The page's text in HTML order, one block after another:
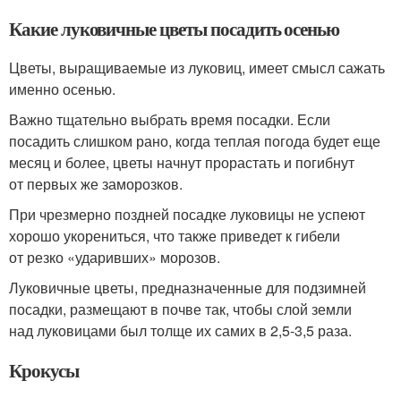
Какие луковичные цветы посадить осенью
Цветы, выращиваемые из луковиц, имеет смысл сажать
именно осенью.
Важно тщательно выбрать время посадки. Если
посадить слишком рано, когда теплая погода будет еще
месяц и более, цветы начнут прорастать и погибнут
от первых же заморозков.
При чрезмерно поздней посадке луковицы не успеют
хорошо укорениться, что также приведет к гибели
от резко «ударивших» морозов.
Луковичные цветы, предназначенные для подзимней
посадки, размещают в почве так, чтобы слой земли
над луковицами был толще их самих в 2,5-3,5 раза.
Крокусы